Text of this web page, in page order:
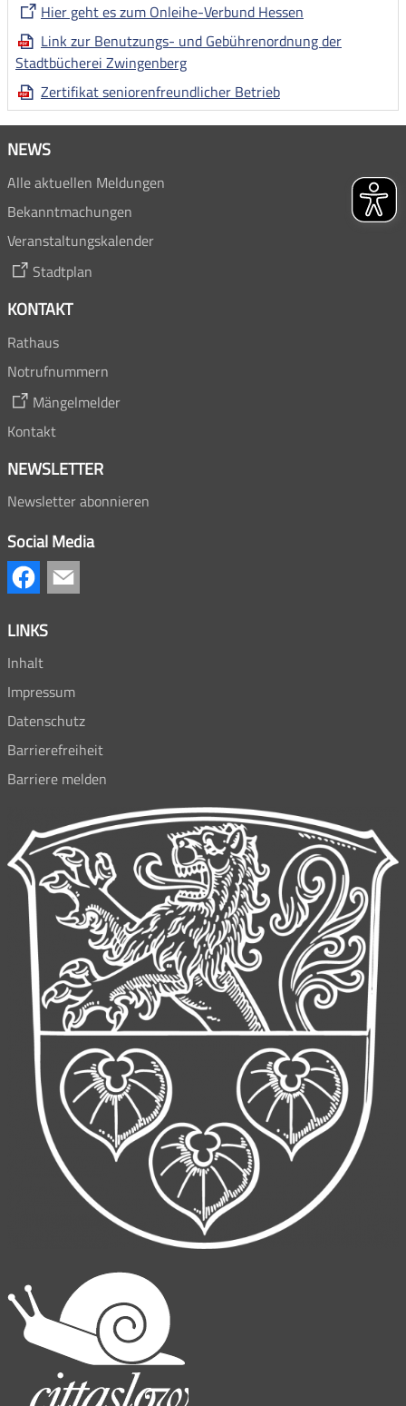
Hier geht es zum Onleihe-Verbund Hessen
Link zur Benutzungs- und Gebührenordnung der
Stadtbücherei Zwingenberg
Zertifikat seniorenfreundlicher Betrieb
NEWS
Alle aktuellen Meldungen
Bekanntmachungen
Veranstaltungskalender
Stadtplan
KONTAKT
Rathaus
Notrufnummern
Mängelmelder
Kontakt
NEWSLETTER
Newsletter abonnieren
Social Media
LINKS
Inhalt
Impressum
Datenschutz
Barrierefreiheit
Barriere melden